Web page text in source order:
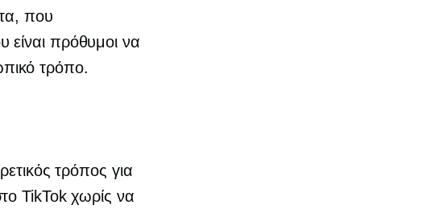
που
είναι πρόθυμοι να
τρόπο.
τρόπος για
TikTok χωρίς να